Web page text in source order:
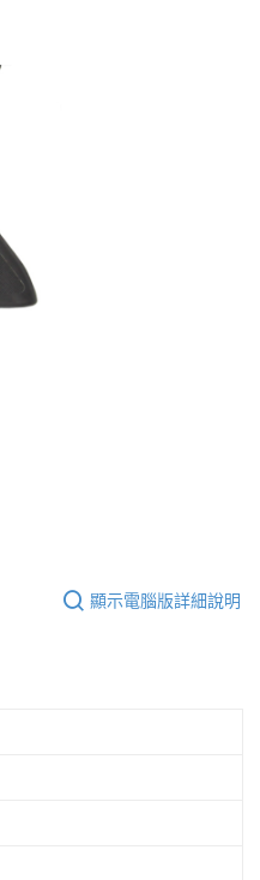
顯示電腦版詳細說明